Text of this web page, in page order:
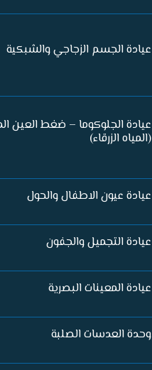
عيادة الجسم الزجاجي والشبكية
عيادة الجلوكوما – ضغط العين
(المياه الزرقاء)
عيادة عيون الاطفال والحول
عيادة التجميل والجفون
عيادة المعينات البصرية
وحدة العدسات الصلبة